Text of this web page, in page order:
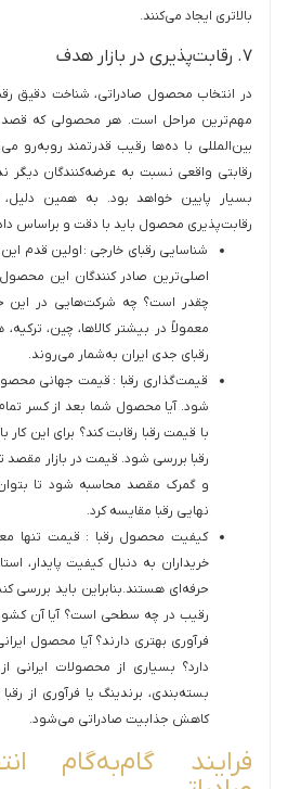
بالاتری ایجاد می‌کنند.
۷. رقابت‌پذیری در بازار هدف
در انتخاب محصول صادراتی، شناخت دقیق
مهم‌ترین مراحل است. هر محصولی که قصد
بین‌المللی با ده‌ها رقیب قدرتمند
رقابتی واقعی نسبت به عرضه‌کنندگان دیگر
بسیار پایین خواهد بود. به همین
رقابت‌پذیری محصول باید با دقت و براساس
شناسایی رقبای خارجی : اولین قدم
اصلی‌ترین صادر کنندگان این
چقدر است؟ چه شرکت‌هایی در این
معمولاً در بیشتر کالاها، چین، ترکیه،
رقبای جدی ایران به‌شمار می‌روند.
قیمت‌گذاری رقبا : قیمت جهانی
شود. آیا محصول شما بعد از کسر
رقبا بررسی شود. قیمت در بازار
و گمرک مقصد محاسبه شود تا
نهایی رقبا مقایسه کرد.
کیفیت محصول رقبا : قیمت تنها
خریداران به دنبال کیفیت پایدار،
حرفه‌ای هستند.بنابراین باید
رقیب در چه سطحی است؟ آیا آن
فرآوری بهتری دارند؟ آیا محصول
دارد؟ بسیاری از محصولات ایرانی
بسته‌بندی، برندینگ یا فرآوری از
کاهش جذابیت صادراتی می‌شود.
فرایند گام‌به‌گام